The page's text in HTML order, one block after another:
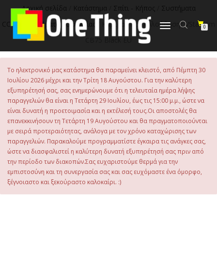
περιεχόμενο
Εναλλαγή
0
Αρχική σελίδα Κατάστημα Σπίτι - Κήπος
Συστήματα
CCTV
Συστήματα Ασφαλείας
/ Κάμερα Παρακολούθησης VStarcam
CB75 Black EU
Το ηλεκτρονικό μας κατάστημα θα παραμείνει κλειστό, από Πέμπτη 30
Ιουλίου 2026 μέχρι και την Τρίτη 18 Αυγούστου. Για την καλύτερη
εξυπηρέτησή σας, σας ενημερώνουμε ότι η τελευταία ημέρα λήψης
παραγγελιών θα είναι η Τετάρτη 29 Ιουλίου, έως τις 15:00 μ.μ., ώστε να
είναι δυνατή η προετοιμασία και η εκτέλεσή τους.Οι αποστολές θα
επανεκκινήσουν τη Τετάρτη 19 Αυγούστου και θα πραγματοποιούνται
με σειρά προτεραιότητας, ανάλογα με τον χρόνο καταχώρισης των
παραγγελιών. Παρακαλούμε προγραμματίστε έγκαιρα τις ανάγκες σας,
ώστε να διασφαλιστεί η καλύτερη δυνατή εξυπηρέτησή σας πριν από
την περίοδο των διακοπών.Σας ευχαριστούμε θερμά για την
εμπιστοσύνη και τη συνεργασία σας και σας ευχόμαστε ένα όμορφο,
ξέγνοιαστο και ξεκούραστο καλοκαίρι. :)